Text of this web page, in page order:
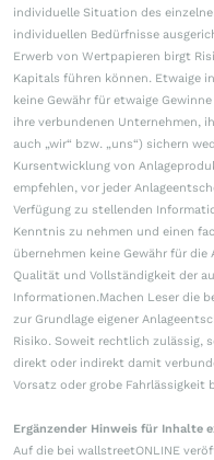
individuelle Situation des
individuellen Bedürfnisse
Erwerb von Wertpapieren birgt
Kapitals führen können. Etwaige
keine Gewähr für etwaige
ihre verbundenen Unternehmen,
auch „wir“ bzw. „uns“) sichern
Kursentwicklung von
empfehlen, vor jeder
Verfügung zu stellenden
Kenntnis zu nehmen und einen
übernehmen keine Gewähr für
Qualität und Vollständigkeit der
Informationen.Machen Leser die
zur Grundlage eigener
Risiko. Soweit rechtlich zulässig,
direkt oder indirekt damit
Vorsatz oder grobe Fahrlässigkeit
Ergänzender Hinweis für Inhalte
Auf die bei wallstreetONLINE